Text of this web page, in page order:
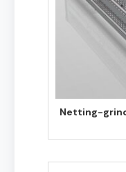
Netting-